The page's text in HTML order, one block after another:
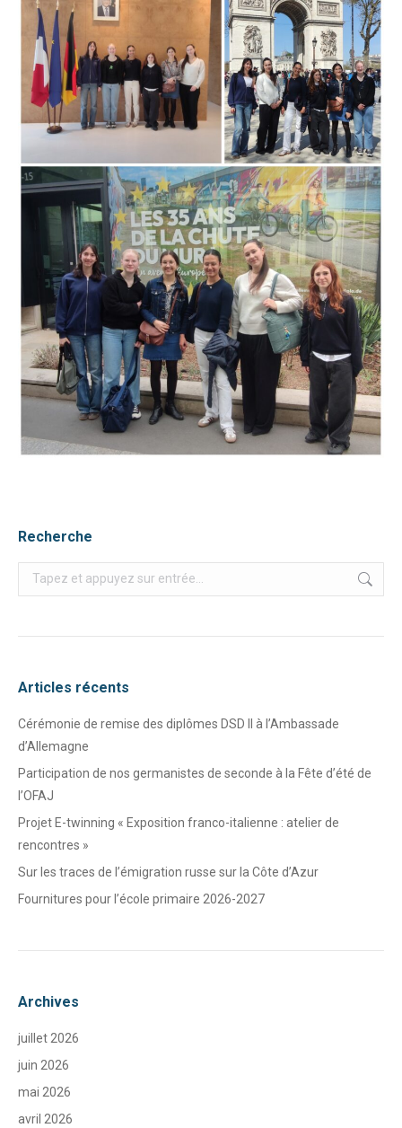
Recherche
Recherche
:
Articles récents
Cérémonie de remise des diplômes DSD II à l’Ambassade
d’Allemagne
Participation de nos germanistes de seconde à la Fête d’été de
l’OFAJ
Projet E-twinning « Exposition franco-italienne : atelier de
rencontres »
Sur les traces de l’émigration russe sur la Côte d’Azur
Fournitures pour l’école primaire 2026-2027
Archives
juillet 2026
juin 2026
mai 2026
avril 2026